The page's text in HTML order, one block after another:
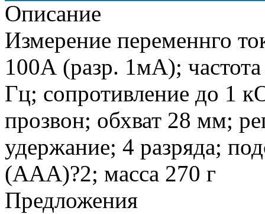
Описание
Измерение переменнго
100А (разр. 1мА);
Гц; сопротивление до 1
прозвон; обхват 28 мм;
удержание; 4 разряда;
(ААА)?2; масса 270 г
Предложения